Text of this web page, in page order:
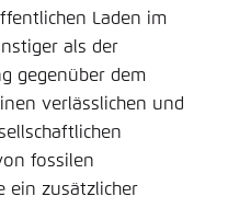
Laden im
als der
gegenüber dem
verlässlichen und
fossilen
ein zusätzlicher